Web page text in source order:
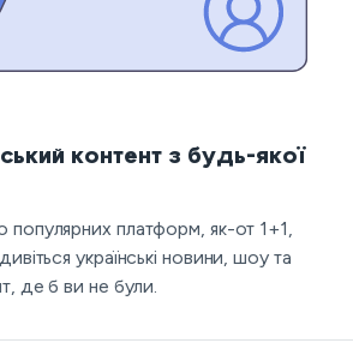
контент з будь-якої
платформ, як-от 1+1,
українські новини, шоу та
де б ви не були.